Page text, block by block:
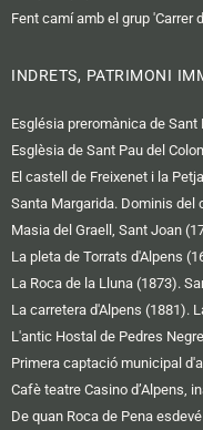
Fent camí amb el grup 'Carrer
INDRETS, PATRIMONI
Església preromànica de Sant
Esglèsia de Sant Pau del
El castell de Freixenet i la
Santa Margarida. Dominis del
Masia del Graell, Sant Joan
La pleta de Torrats d'Alpens
La Roca de la Lluna (1873).
La carretera d'Alpens (1881).
L'antic Hostal de Pedres
Primera captació municipal
Cafè teatre Casino d’Alpens,
De quan Roca de Pena